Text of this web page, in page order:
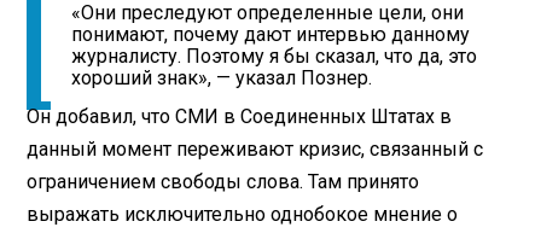
«Они преследуют определенные цели, они
понимают, почему дают интервью данному
журналисту. Поэтому я бы сказал, что да, это
хороший знак», — указал Познер.
Он добавил, что СМИ в Соединенных Штатах в
данный момент переживают кризис, связанный с
ограничением свободы слова. Там принято
выражать исключительно однобокое мнение о